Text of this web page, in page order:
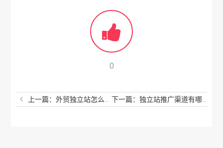
0
上一篇：外贸独立站怎么选云服务器？云服务器可以干嘛用的？